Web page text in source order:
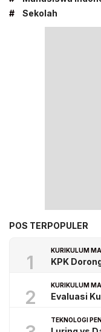
#
Sekolah
POS TERPOPULER
1
KURIKULUM
KPK
2
KURIKULUM
Evaluasi
TEKNOLOGI